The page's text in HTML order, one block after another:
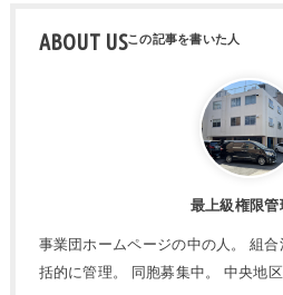
ABOUT US
最上級権限
事業団ホームページの中の人。 組
括的に管理。 同胞募集中。 中央地